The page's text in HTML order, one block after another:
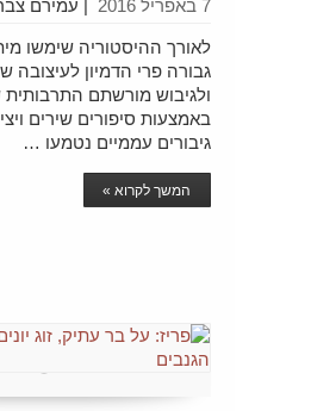
עמירם | 7 באפריל 2016
לאורך ההיסטוריה שימשו
גבורה פרי הדמיון לעיצובה
ולגיבוש מורשתם
באמצעות סיפורים שירים
גיבורים עממיים נטמעו …
המשך לקרוא »